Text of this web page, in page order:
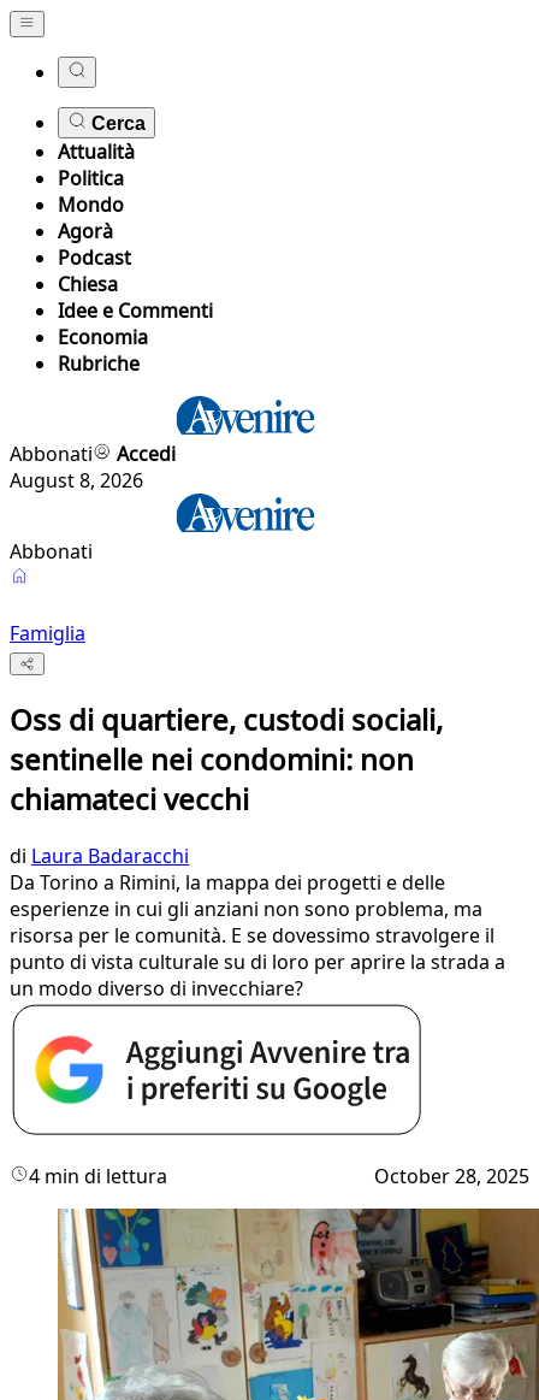
Cerca
Attualità
Politica
Mondo
Agorà
Podcast
Chiesa
Idee e Commenti
Economia
Rubriche
Abbonati
Accedi
August 8, 2026
Abbonati
Famiglia
Oss di quartiere, custodi sociali,
sentinelle nei condomini: non
chiamateci vecchi
di Laura Badaracchi
Da Torino a Rimini, la mappa dei progetti e delle
esperienze in cui gli anziani non sono problema, ma
risorsa per le comunità. E se dovessimo stravolgere il
punto di vista culturale su di loro per aprire la strada a
un modo diverso di invecchiare?
4 min di lettura October 28, 2025